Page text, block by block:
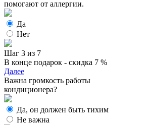
помогают от аллергии.
Да
Нет
Шаг 3 из 7
В конце подарок - скидка 7 %
Далее
Важна громкость работы
кондиционера?
Да, он должен быть тихим
Не важна